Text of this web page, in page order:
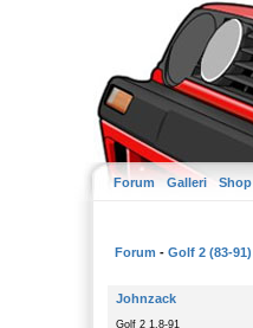
Forum Galleri Shop
Forum - Golf 2 (83-91)
Johnzack
Golf 2 1.8-91